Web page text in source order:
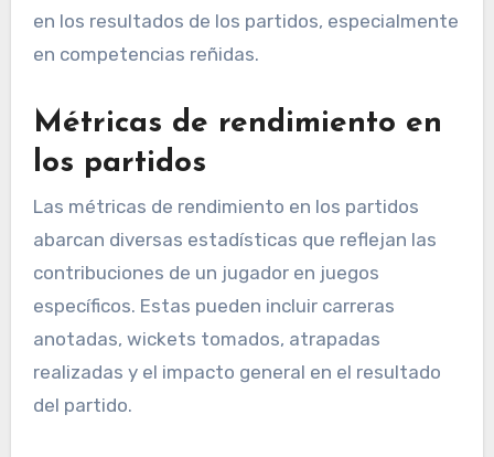
en los resultados de los partidos, especialmente
en competencias reñidas.
Métricas de rendimiento en
los partidos
Las métricas de rendimiento en los partidos
abarcan diversas estadísticas que reflejan las
contribuciones de un jugador en juegos
específicos. Estas pueden incluir carreras
anotadas, wickets tomados, atrapadas
realizadas y el impacto general en el resultado
del partido.